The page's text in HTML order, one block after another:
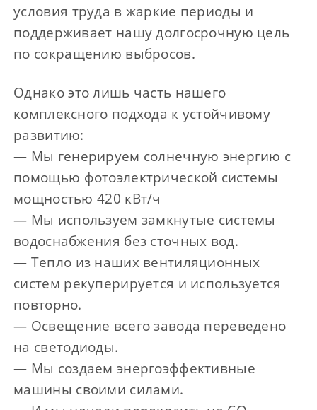
условия труда в жаркие периоды и
поддерживает нашу долгосрочную цель
по сокращению выбросов.
Однако это лишь часть нашего
комплексного подхода к устойчивому
развитию:
— Мы генерируем солнечную энергию с
помощью фотоэлектрической системы
мощностью 420 кВт/ч
— Мы используем замкнутые системы
водоснабжения без сточных вод.
— Тепло из наших вентиляционных
систем рекуперируется и используется
повторно.
— Освещение всего завода переведено
на светодиоды.
— Мы создаем энергоэффективные
машины своими силами.